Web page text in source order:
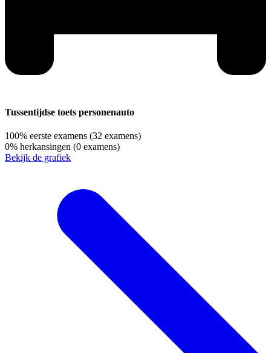
Tussentijdse toets personenauto
100% eerste examens (32 examens)
0% herkansingen (0 examens)
Bekijk de grafiek